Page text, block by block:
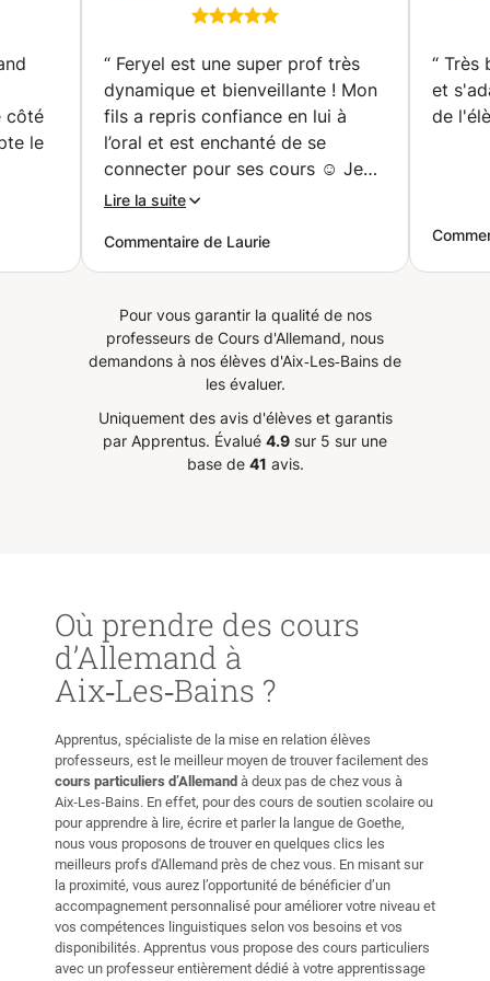
sur
côté
le
communication orale
grammaire
“ Feryel est une super prof très
dynamique et bienveillante ! Mon
fils a repris confiance en lui à
l’oral et est enchanté de se
connecter pour ses cours ☺️ Je
recommande vivement !
Lire la suite
Commentaire de Laurie
“ Très
et
de
Pour vous garantir la qualité de nos
professeurs de Cours d'Allemand, nous
demandons à nos élèves d'Aix‑Les‑Bains de
les évaluer.
Uniquement des avis d'élèves et garantis
par Apprentus. Évalué 4.9 sur 5 sur une
base de 41 avis.
Où prendre des cours
d’Allemand à
Aix‑Les‑Bains ?
Apprentus, spécialiste de la mise en relation élèves
professeurs, est le meilleur moyen de trouver facilement des
cours particuliers d’Allemand à deux pas de chez vous à
Aix‑Les‑Bains. En effet, pour des cours de soutien scolaire ou
pour apprendre à lire, écrire et parler la langue de Goethe,
nous vous proposons de trouver en quelques clics les
meilleurs profs d'Allemand près de chez vous. En misant sur
la proximité, vous aurez l’opportunité de bénéficier d’un
accompagnement personnalisé pour améliorer votre niveau et
vos compétences linguistiques selon vos besoins et vos
disponibilités. Apprentus vous propose des cours particuliers
avec un professeur entièrement dédié à votre apprentissage